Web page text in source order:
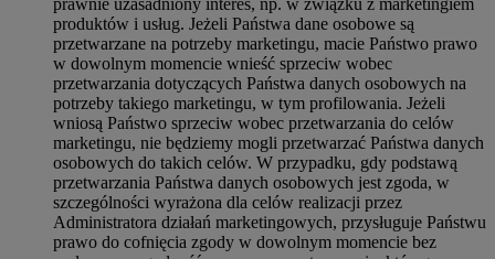
produktów i usług. Jeżeli Państwa dane osobowe są
przetwarzane na potrzeby marketingu, macie Państwo prawo
w dowolnym momencie wnieść sprzeciw wobec
przetwarzania dotyczących Państwa danych osobowych na
potrzeby takiego marketingu, w tym profilowania. Jeżeli
wniosą Państwo sprzeciw wobec przetwarzania do celów
marketingu, nie będziemy mogli przetwarzać Państwa danych
osobowych do takich celów. W przypadku, gdy podstawą
przetwarzania Państwa danych osobowych jest zgoda, w
szczególności wyrażona dla celów realizacji przez
Administratora działań marketingowych, przysługuje Państwu
prawo do cofnięcia zgody w dowolnym momencie bez